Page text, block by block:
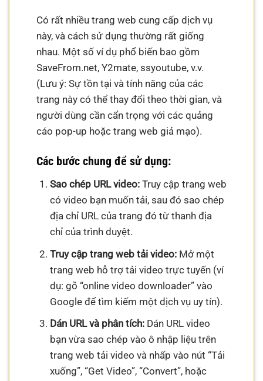
Có rất nhiều trang web cung cấp dịch vụ
này, và cách sử dụng thường rất giống
nhau. Một số ví dụ phổ biến bao gồm
SaveFrom.net, Y2mate, ssyoutube, v.v.
(Lưu ý: Sự tồn tại và tính năng của các
trang này có thể thay đổi theo thời gian, và
người dùng cần cẩn trọng với các quảng
cáo pop-up hoặc trang web giả mạo).
Các bước chung để sử dụng:
Sao chép URL video:Truy cập trang web
có video bạn muốn tải, sau đó sao chép
địa chỉ URL của trang đó từ thanh địa
chỉ của trình duyệt.
Truy cập trang web tải video:Mở một
trang web hỗ trợ tải video trực tuyến (ví
dụ: gõ “online video downloader” vào
Google để tìm kiếm một dịch vụ uy tín).
Dán URL và phân tích:Dán URL video
bạn vừa sao chép vào ô nhập liệu trên
trang web tải video và nhấp vào nút “Tải
xuống”, “Get Video”, “Convert”, hoặc